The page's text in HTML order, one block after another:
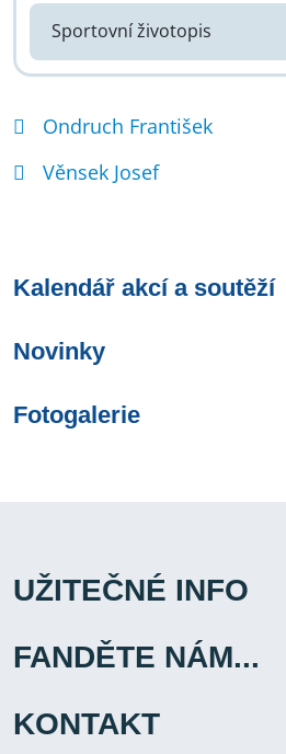
Sportovní životopis
Ondruch František
Věnsek Josef
Kalendář akcí a soutěží
Novinky
Fotogalerie
UŽITEČNÉ INFO
FANDĚTE NÁM...
KONTAKT